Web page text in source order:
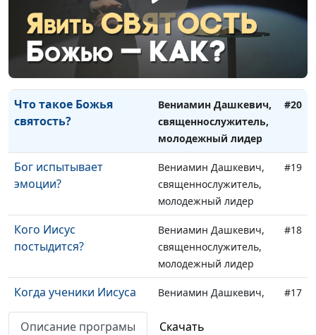
Где был Иисус до 30
лет?
Александр Синицын,
священнослужитель
#22
Нужно ли обличать
других людей?
Александр Синицын,
священнослужитель
Что такое Божья
святость?
Вениамин Дашкевич,
священнослужитель,
молодежный лидер
#20
Бог испытывает
эмоции?
Вениамин Дашкевич,
священнослужитель,
молодежный лидер
#19
Кого Иисус
постыдится?
Вениамин Дашкевич,
священнослужитель,
молодежный лидер
#18
Когда ученики Иисуса
получили Святого
Духа?
Вениамин Дашкевич,
молодежный лидер
#17
Описание програмы Скачать